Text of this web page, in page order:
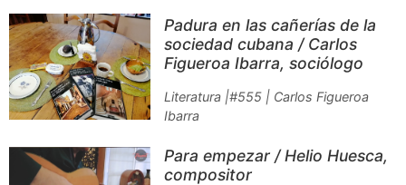
Padura en las cañerías de la
sociedad cubana / Carlos
Figueroa Ibarra, sociólogo
Literatura |#555 | Carlos Figueroa
Ibarra
Para empezar / Helio Huesca,
compositor